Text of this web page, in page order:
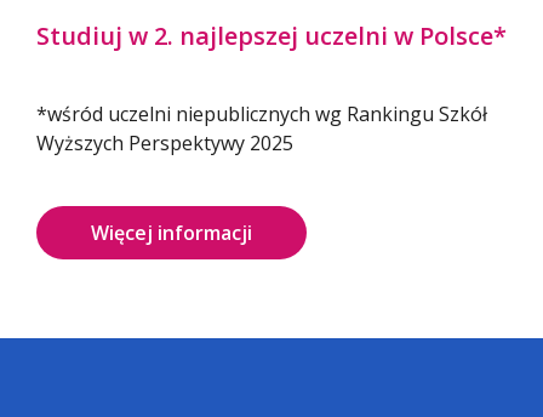
Studiuj w 2. najlepszej uczelni w Polsce*
*wśród uczelni niepublicznych wg Rankingu Szkół
Wyższych Perspektywy 2025
Więcej informacji
Zapisz się na seminarium